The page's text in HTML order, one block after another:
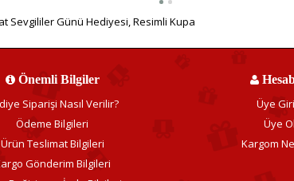
Sevgililer Günü Hediyesi,Resimli Kupa
Önemli Bilgiler
Siparişi Nasıl Verilir?
Ödeme Bilgileri
Ürün Teslimat Bilgileri
Gönderim Bilgileri
Üye
Üye Ol
Kargom